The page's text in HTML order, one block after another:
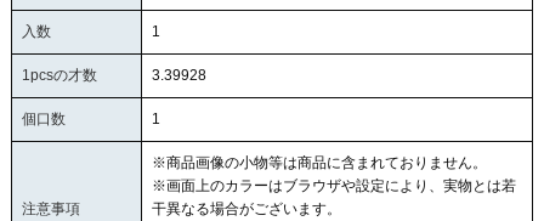
入数 1
1pcsの才数 3.39928
個口数 1
注意事項
※商品画像の小物等は商品に含まれておりません。
※画面上のカラーはブラウザや設定により、実物とは若
干異なる場合がございます。